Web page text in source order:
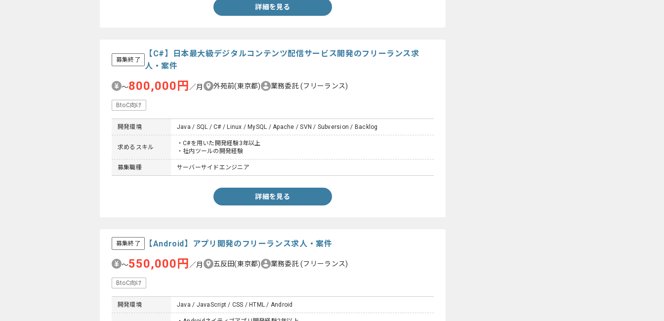
詳細を見る
募集終了
【C#】日本最大級デジタルコンテンツ配信サービス開発のフリーランス求
人・案件
〜800,000円 ／月 外苑前(東京都) 業務委託(フリーランス)
BtoC向け
開発環境 Java / SQL / C# / Linux / MySQL / Apache / SVN / Subversion / Backlog
求めるスキル
・C#を用いた開発経験3年以上
・社内ツールの開発経験
募集職種 サーバーサイドエンジニア
詳細を見る
募集終了 【Android】アプリ開発のフリーランス求人・案件
〜550,000円 ／月 五反田(東京都) 業務委託(フリーランス)
BtoC向け
開発環境 Java / JavaScript / CSS / HTML / Android